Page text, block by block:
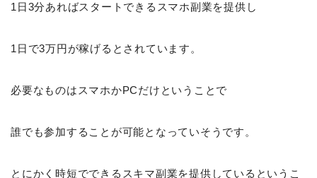
1日3分あればスタートできるスマホ副業を提供し
1日で3万円が稼げるとされています。
必要なものはスマホかPCだけということで
誰でも参加することが可能となっていそうです。
とにかく時短でできるスキマ副業を提供しているというこ